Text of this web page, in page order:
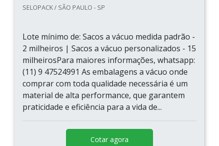
SELOPACK / SÃO PAULO - SP
Lote mínimo de: Sacos a vácuo medida padrão -
2 milheiros | Sacos a vácuo personalizados - 15
milheirosPara maiores informações, whatsapp:
(11) 9 47524991 As embalagens a vácuo onde
comprar com toda qualidade necessária é um
material de alta performance, que garantem
praticidade e eficiência para a vida de...
Cotar agora